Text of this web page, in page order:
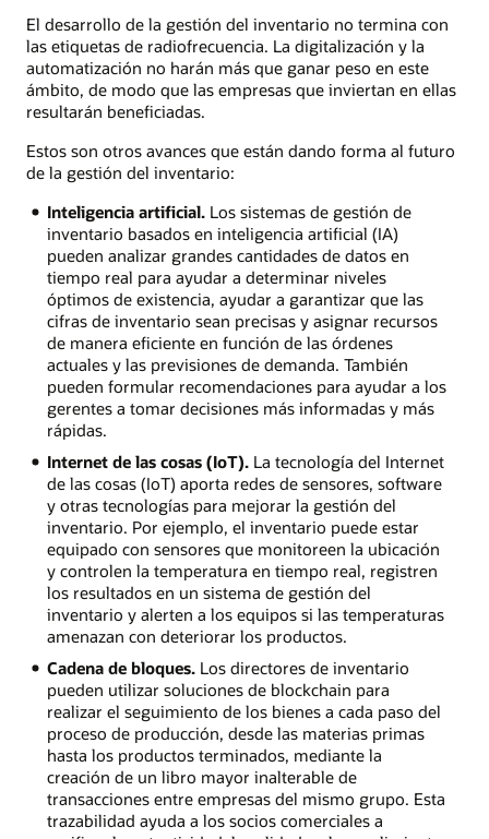
El desarrollo de la gestión del inventario no termina con
las etiquetas de radiofrecuencia. La digitalización y la
automatización no harán más que ganar peso en este
ámbito, de modo que las empresas que inviertan en ellas
resultarán beneficiadas.
Estos son otros avances que están dando forma al futuro
de la gestión del inventario:
Inteligencia artificial.Los sistemas de gestión de
inventario basados en inteligencia artificial (IA)
pueden analizar grandes cantidades de datos en
tiempo real para ayudar a determinar niveles
óptimos de existencia, ayudar a garantizar que las
cifras de inventario sean precisas y asignar recursos
de manera eficiente en función de las órdenes
actuales y las previsiones de demanda. También
pueden formular recomendaciones para ayudar a los
gerentes a tomar decisiones más informadas y más
rápidas.
Internet de las cosas (IoT).La tecnología del Internet
de las cosas (IoT) aporta redes de sensores, software
y otras tecnologías para mejorar la gestión del
inventario. Por ejemplo, el inventario puede estar
equipado con sensores que monitoreen la ubicación
y controlen la temperatura en tiempo real, registren
los resultados en un sistema de gestión del
inventario y alerten a los equipos si las temperaturas
amenazan con deteriorar los productos.
Cadena de bloques.Los directores de inventario
pueden utilizar soluciones de blockchain para
realizar el seguimiento de los bienes a cada paso del
proceso de producción, desde las materias primas
hasta los productos terminados, mediante la
creación de un libro mayor inalterable de
transacciones entre empresas del mismo grupo. Esta
trazabilidad ayuda a los socios comerciales a